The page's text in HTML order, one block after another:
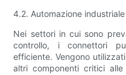
4.2. Automazione industriale
Nei settori in cui sono
controllo, i connettori
efficiente. Vengono
altri componenti critici